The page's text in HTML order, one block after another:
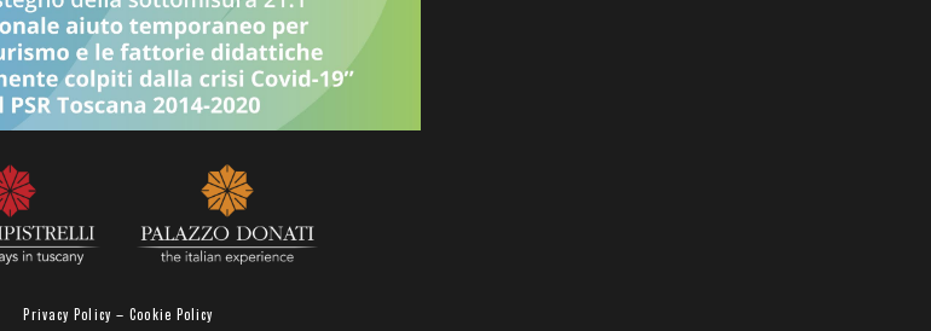
Privacy Policy –Cookie Policy